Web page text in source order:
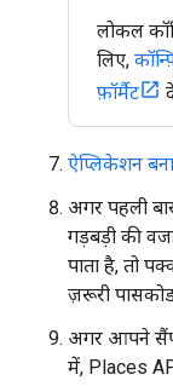
लोकल
लिए,
फ़ॉर्मैट
ऐप्लिकेशन
अगर पहली
गड़बड़ी की
पाता है, तो
ज़रूरी पासकोड
अगर आपने
में, Places